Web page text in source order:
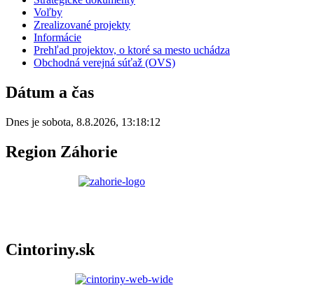
Voľby
Zrealizované projekty
Informácie
Prehľad projektov, o ktoré sa mesto uchádza
Obchodná verejná súťaž (OVS)
Dátum a čas
Dnes je sobota, 8.8.2026, 13:18:12
Region Záhorie
Cintoriny.sk